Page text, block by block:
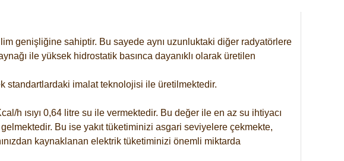
genişliğine sahiptir. Bu sayede aynı uzunluktaki diğer radyatörlere
ile yüksek hidrostatik basınca dayanıklı olarak üretilen
standartlardaki imalat teknolojisi ile üretilmektedir.
h ısıyı 0,64 litre su ile vermektedir. Bu değer ile en az su ihtiyacı
Bu ise yakıt tüketiminizi asgari seviyelere çekmekte,
kaynaklanan elektrik tüketiminizi önemli miktarda